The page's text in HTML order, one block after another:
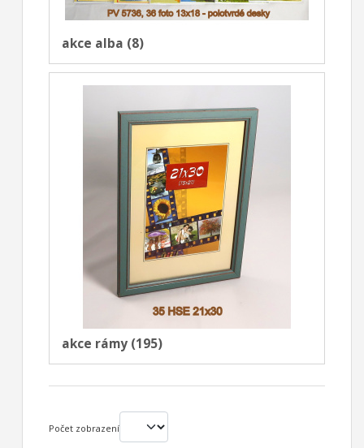
akce alba (8)
akce rámy (195)
Počet zobrazení